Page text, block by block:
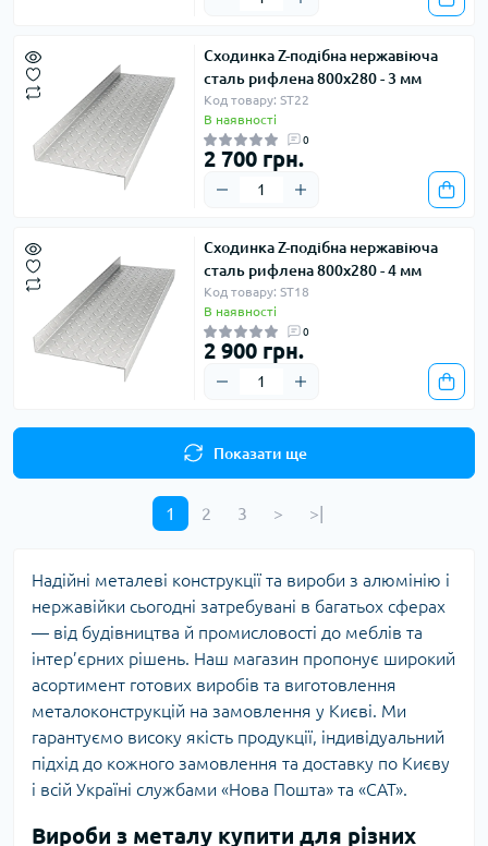
Сходинка Z-подібна нержавіюча
сталь рифлена 800х280 - 3 мм
Код товару: ST22
В наявності
0
2 700 грн.
Сходинка Z-подібна нержавіюча
сталь рифлена 800х280 - 4 мм
Код товару: ST18
В наявності
0
2 900 грн.
Показати ще
1 2 3 > >|
Надійні металеві конструкції та вироби з алюмінію і
нержавійки сьогодні затребувані в багатьох сферах
— від будівництва й промисловості до меблів та
інтер’єрних рішень. Наш магазин пропонує широкий
асортимент готових виробів та виготовлення
металоконструкцій на замовлення у Києві. Ми
гарантуємо високу якість продукції, індивідуальний
підхід до кожного замовлення та доставку по Києву
і всій Україні службами «Нова Пошта» та «САТ».
Вироби з металу купити для різних